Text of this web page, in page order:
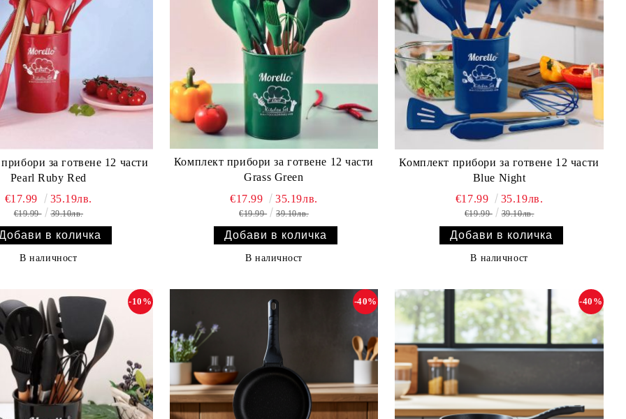
за готвене 12 части
Pearl Ruby Red
€17.99 35.19лв.
€19.99 39.10лв.
В наличност
Комплект прибори за готвене 12 части
Grass Green
€17.99 35.19лв.
€19.99 39.10лв.
В наличност
Комплект прибори за готвене 12 части
Blue Night
€17.99 35.19лв.
€19.99 39.10лв.
В наличност
-10% -40% -40%